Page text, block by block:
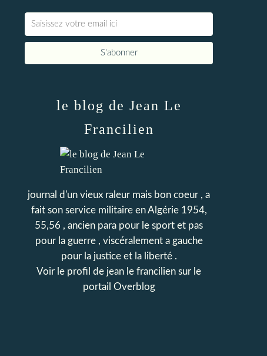
le blog de Jean Le
Francilien
journal d'un vieux raleur mais bon coeur , a
fait son service militaire en Algérie 1954,
55,56 , ancien para pour le sport et pas
pour la guerre , viscéralement a gauche
pour la justice et la liberté .
Voir le profil de jean le francilien sur le
portail Overblog